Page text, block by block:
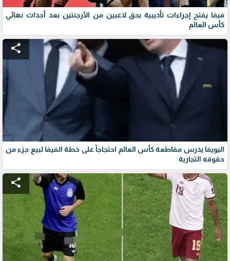
فيفا يفتح إجراءات تأديبية بحق لاعبين من الأرجنتين بعد أحداث نهائي
كأس العالم
share
اليويفا يدرس مقاطعة كأس العالم احتجاجاً على خطة الفيفا لبيع جزء من
حقوقه التجارية
share